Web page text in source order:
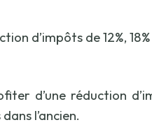
d’impôts de 12%,
d’une réduction
l’ancien.